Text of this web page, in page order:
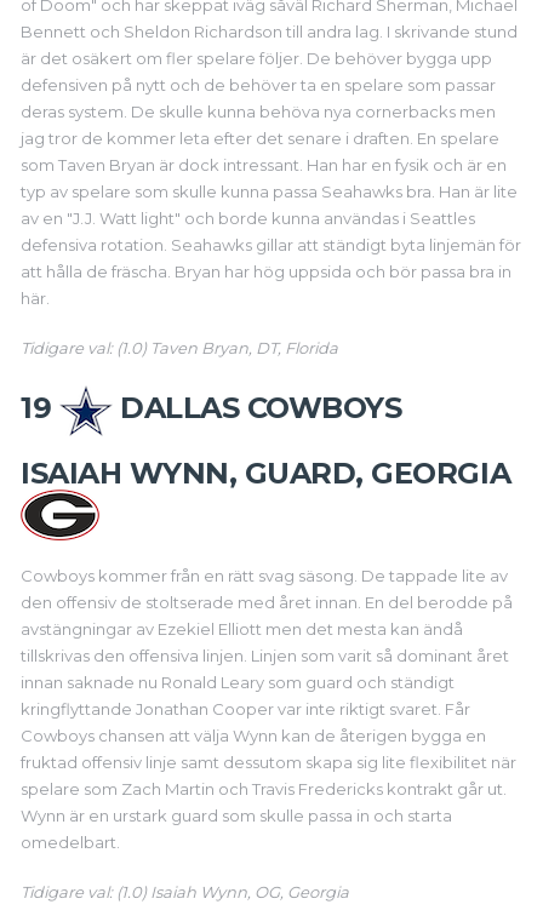
of Doom" och har skeppat iväg såväl Richard Sherman, Michael
Bennett och Sheldon Richardson till andra lag. I skrivande stund
är det osäkert om fler spelare följer. De behöver bygga upp
defensiven på nytt och de behöver ta en spelare som passar
deras system. De skulle kunna behöva nya cornerbacks men
jag tror de kommer leta efter det senare i draften. En spelare
som Taven Bryan är dock intressant. Han har en fysik och är en
typ av spelare som skulle kunna passa Seahawks bra. Han är lite
av en "J.J. Watt light" och borde kunna användas i Seattles
defensiva rotation. Seahawks gillar att ständigt byta linjemän för
att hålla de fräscha. Bryan har hög uppsida och bör passa bra in
här.
Tidigare val: (1.0) Taven Bryan, DT, Florida
19
DALLAS COWBOYS
ISAIAH WYNN, GUARD, GEORGIA
Cowboys kommer från en rätt svag säsong. De tappade lite av
den offensiv de stoltserade med året innan. En del berodde på
avstängningar av Ezekiel Elliott men det mesta kan ändå
tillskrivas den offensiva linjen. Linjen som varit så dominant året
innan saknade nu Ronald Leary som guard och ständigt
kringflyttande Jonathan Cooper var inte riktigt svaret. Får
Cowboys chansen att välja Wynn kan de återigen bygga en
fruktad offensiv linje samt dessutom skapa sig lite flexibilitet när
spelare som Zach Martin och Travis Fredericks kontrakt går ut.
Wynn är en urstark guard som skulle passa in och starta
omedelbart.
Tidigare val: (1.0) Isaiah Wynn, OG, Georgia